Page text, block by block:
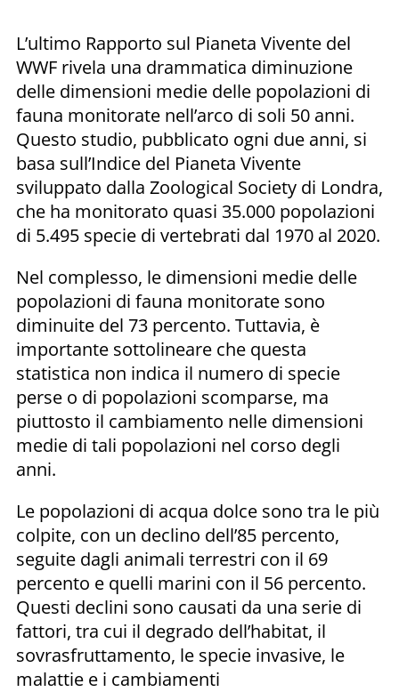
L’ultimo Rapporto sul Pianeta Vivente del
WWF rivela una drammatica diminuzione
delle dimensioni medie delle popolazioni di
fauna monitorate nell’arco di soli 50 anni.
Questo studio, pubblicato ogni due anni, si
basa sull’Indice del Pianeta Vivente
sviluppato dalla Zoological Society di Londra,
che ha monitorato quasi 35.000 popolazioni
di 5.495 specie di vertebrati dal 1970 al 2020.
Nel complesso, le dimensioni medie delle
popolazioni di fauna monitorate sono
diminuite del 73 percento. Tuttavia, è
importante sottolineare che questa
statistica non indica il numero di specie
perse o di popolazioni scomparse, ma
piuttosto il cambiamento nelle dimensioni
medie di tali popolazioni nel corso degli
anni.
Le popolazioni di acqua dolce sono tra le più
colpite, con un declino dell’85 percento,
seguite dagli animali terrestri con il 69
percento e quelli marini con il 56 percento.
Questi declini sono causati da una serie di
fattori, tra cui il degrado dell’habitat, il
sovrasfruttamento, le specie invasive, le
malattie e i cambiamenti